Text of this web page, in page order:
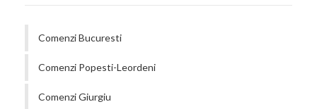
Comenzi Bucuresti
Comenzi Popesti-Leordeni
Comenzi Giurgiu